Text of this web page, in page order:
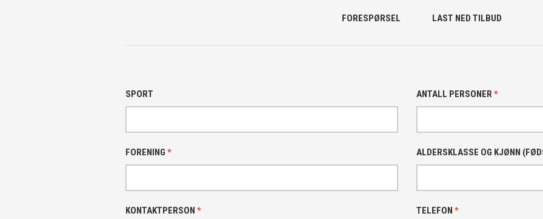
FORESPØRSEL LAST NED TILBUD
SPORT
FORENING *
KONTAKTPERSON *
ANTALL PERSONER*
ALDERSKLASSE OG KJØNN
TELEFON *